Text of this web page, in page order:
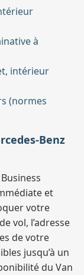
à
intérieur
(normes
Benz
et
votre
vol, l’adresse
de votre
jusqu’à un
du Van